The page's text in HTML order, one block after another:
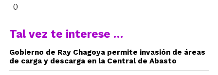
-0-
Tal vez te interese …
Gobierno de Ray Chagoya permite invasión de áreas
de carga y descarga en la Central de Abasto